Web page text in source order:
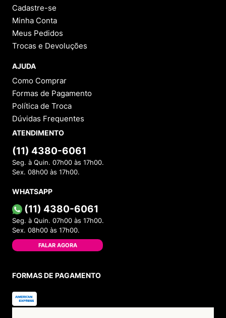
Cadastre-se
Minha Conta
Meus Pedidos
Trocas e Devoluções
AJUDA
Como Comprar
Formas de Pagamento
Política de Troca
Dúvidas Frequentes
ATENDIMENTO
(11) 4380-6061
Seg. à Quin. 07h00 às 17h00.
Sex. 08h00 às 17h00.
WHATSAPP
(11) 4380-6061
Seg. à Quin. 07h00 às 17h00.
Sex. 08h00 às 17h00.
FALAR AGORA
FORMAS DE PAGAMENTO